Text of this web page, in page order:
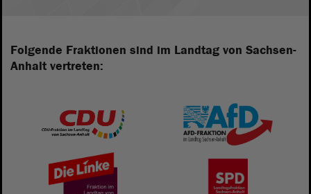
Folgende Fraktionen sind im Landtag von Sachsen-
Anhalt vertreten: